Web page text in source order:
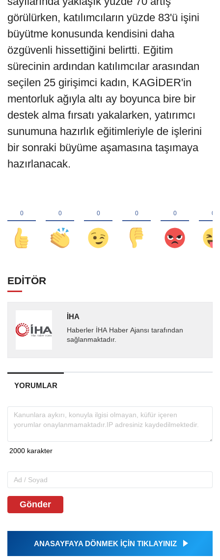
görülürken, katılımcıların yüzde 83'ü işini
büyütme konusunda kendisini daha
özgüvenli hissettiğini belirtti. Eğitim
sürecinin ardından katılımcılar arasından
seçilen 25 girişimci kadın, KAGİDER'in
mentorluk ağıyla altı ay boyunca bire bir
destek alma fırsatı yakalarken, yatırımcı
sunumuna hazırlık eğitimleriyle de işlerini
bir sonraki büyüme aşamasına taşımaya
hazırlanacak.
EDİTÖR
İHA
Haberler İHA Haber Ajansı tarafından
sağlanmaktadır.
YORUMLAR
Gönder
ANASAYFAYA DÖNMEK İÇİN TIKLAYINIZ